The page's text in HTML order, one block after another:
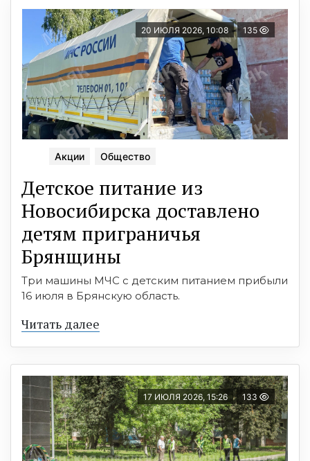
20 ИЮЛЯ 2026, 10:08 135
Акции Общество
Детское питание из
Новосибирска доставлено
детям приграничья
Брянщины
Три машины МЧС с детским питанием прибыли
16 июля в Брянскую область.
Читать далее
17 ИЮЛЯ 2026, 15:26 133